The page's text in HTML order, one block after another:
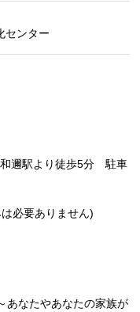
センター
邇駅より徒歩5分 駐車
必要ありません)
なたやあなたの家族が